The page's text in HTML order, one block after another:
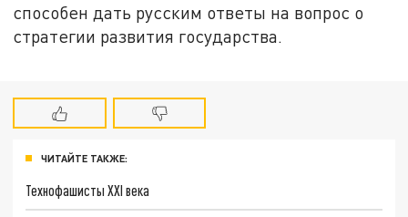
способен дать русским ответы на вопрос о
стратегии развития государства.
ЧИТАЙТЕ ТАКЖЕ:
Технофашисты XXI века